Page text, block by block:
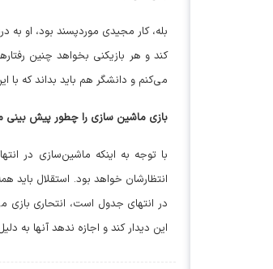
بله، کار مجیدی موردپسند بود، او به
کند و هر بازیکنی بخواهد چنین
می‌کنم و دانشگر هم باید بداند که با
بازی ماشین سازی را چطور پیش بینی
با توجه به اینکه ماشین‌سازی در
انتظارشان خواهد بود. استقلال
در انتهای جدول است، انتحاری بازی
این دیدار کند و اجازه ندهد آنها به